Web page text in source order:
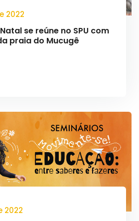
2022
se reúne no SPU com
praia do Mucugê
2022